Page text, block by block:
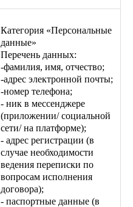
Категория «Персональные
данные»
Перечень данных:
-фамилия, имя, отчество;
-адрес электронной почты;
-номер телефона;
- ник в мессенджере
(приложении/ социальной
сети/ на платформе);
- адрес регистрации (в
случае необходимости
ведения переписки по
вопросам исполнения
договора);
- паспортные данные (в